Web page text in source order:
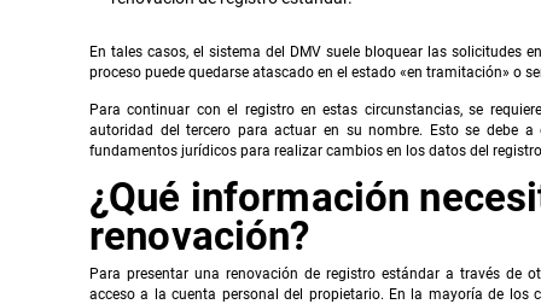
En tales casos, el sistema del DMV suele bloquear las solicitudes
proceso puede quedarse atascado en el estado «en tramitación» o
Para continuar con el registro en estas circunstancias, se
autoridad del tercero para actuar en su nombre. Esto se debe
fundamentos jurídicos para realizar cambios en los datos del
¿Qué información
renovación?
Para presentar una renovación de registro estándar a través de
acceso a la cuenta personal del propietario. En la mayoría de